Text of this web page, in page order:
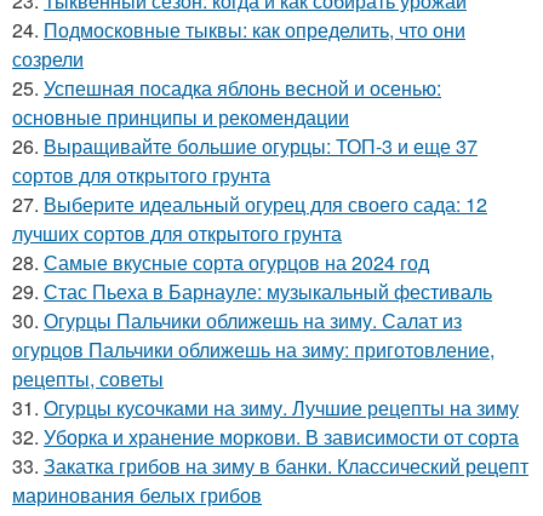
24. Подмосковные тыквы: как определить, что они
созрели
25. Успешная посадка яблонь весной и осенью:
основные принципы и рекомендации
26. Выращивайте большие огурцы: ТОП-3 и еще 37
сортов для открытого грунта
27. Выберите идеальный огурец для своего сада: 12
лучших сортов для открытого грунта
28. Самые вкусные сорта огурцов на 2024 год
29. Стас Пьеха в Барнауле: музыкальный фестиваль
30. Огурцы Пальчики оближешь на зиму. Салат из
огурцов Пальчики оближешь на зиму: приготовление,
рецепты, советы
31. Огурцы кусочками на зиму. Лучшие рецепты на зиму
32. Уборка и хранение моркови. В зависимости от сорта
33. Закатка грибов на зиму в банки. Классический рецепт
маринования белых грибов